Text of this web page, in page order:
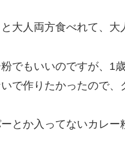
大人両方食べれて、大
でもいいのですが、1
で作りたかったので、
とか入ってないカレー